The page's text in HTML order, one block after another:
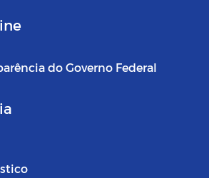
do Governo Federal